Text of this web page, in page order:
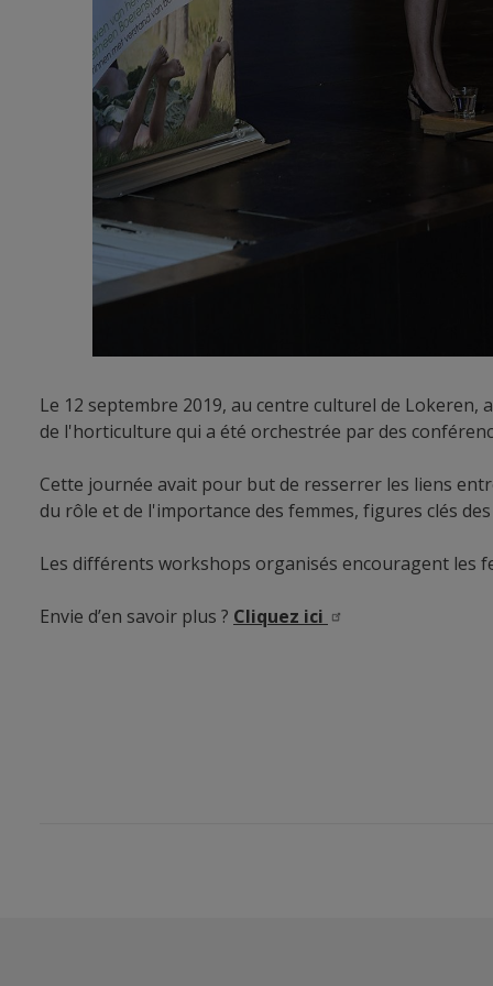
Le 12 septembre 2019, au centre culturel de
de l'horticulture qui a été orchestrée par des
Cette journée avait pour but de resserrer les liens
du rôle et de l'importance des femmes, figures clés
Les différents workshops organisés encouragent les
Envie d’en savoir plus ? Cliquez ici